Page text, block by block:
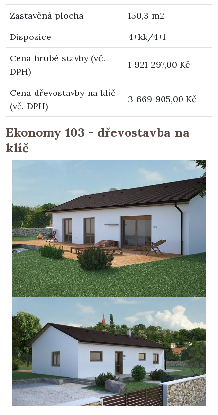
Zastavěná plocha
150,3 m2
Dispozice
4+kk/4+1
Cena hrubé stavby (vč.
DPH)
1 921 297,00 Kč
Cena dřevostavby na klíč
(vč. DPH)
3 669 905,00 Kč
Ekonomy 103 - dřevostavba na
klíč